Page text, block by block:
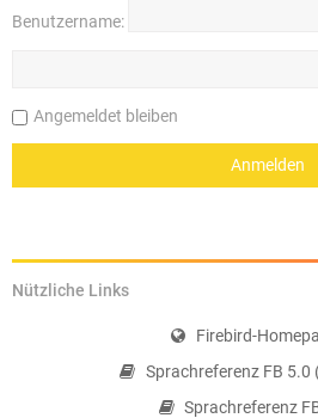
Benutzername:
Angemeldet bleiben
Nützliche Links
Firebird-
Sprachreferenz FB 5.0
Sprachreferenz